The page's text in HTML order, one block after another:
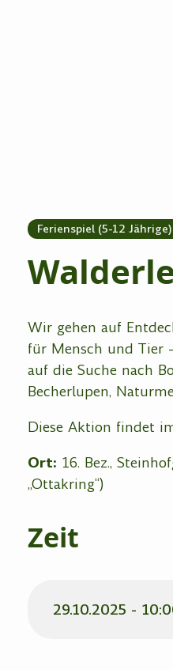
Ferienspiel (5-12 Jährige)
Wir gehen auf
für Mensch und Tier
auf die Suche nach
Becherlupen,
Diese Aktion findet
Ort: 16. Bez.,
„Ottakring“)
Zeit
29.10.2025 -